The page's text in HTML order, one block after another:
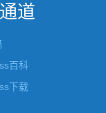
道
百科
下载